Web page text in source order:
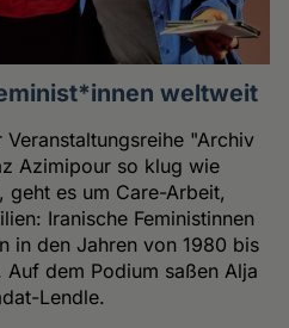
weltweit
"Archiv
Azimipour so klug wie
es um Care-Arbeit,
Iranische Feministinnen
in den Jahren von 1980 bis
dem Podium saßen Alja
Lendle.